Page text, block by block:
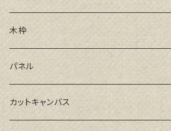
GAERA F(中細目)
GAERA BA(中荒目)
GAERA GLC(中目)
木枠
ルーブル米杉木枠
Paulo木枠
パネル
ラワンパネル
カットキャンバス